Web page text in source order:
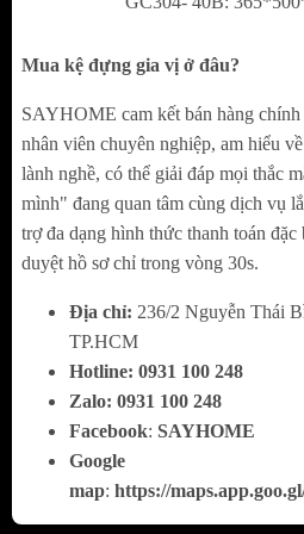
Bộ ray có cấu tạo chắc
sinh vật gây hại.
Ngoài ra kệ đựng gia vị
có hệ thống con lăn
tăng sự chắc chắn của
lệch ray.
Tại sao Grob được khách
phẩm
Với phương châm lấy
đội ngũ chuyên gia GRÖß
chất lượng sản phẩm cũng
nhằm đem đến lợi ích tối đa
Mua kệ đựng gia vị ở đâu?
SAYHOME cam kết bán hàng
nhân viên chuyên nghiệp, am hiểu
lành nghề, có thể giải đáp mọi thắc
mình" đang quan tâm cùng dịch vụ
trợ đa dạng hình thức thanh toán đặc
duyệt hồ sơ chỉ trong vòng 30s.
Địa chỉ: 236/2 Nguyễn Thái
TP.HCM
Hotline: 0931 100 248
Zalo: 0931 100 248
Facebook: SAYHOME
Google
map: https://